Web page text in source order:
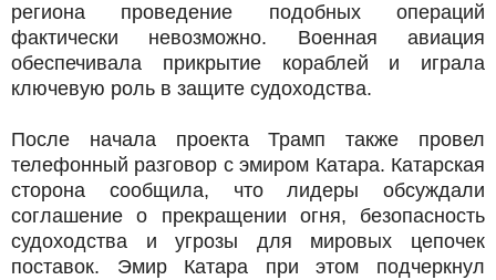
региона проведение подобных операций
фактически невозможно. Военная авиация
обеспечивала прикрытие кораблей и играла
ключевую роль в защите судоходства.
После начала проекта Трамп также провел
телефонный разговор с эмиром Катара. Катарская
сторона сообщила, что лидеры обсуждали
соглашение о прекращении огня, безопасность
судоходства и угрозы для мировых цепочек
поставок. Эмир Катара при этом подчеркнул